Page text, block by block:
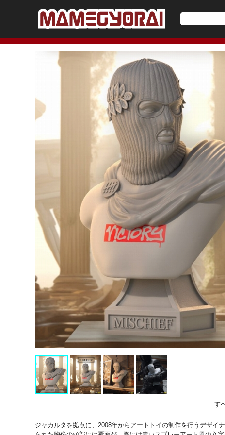
す
ジャカルタを拠点に、2008年からアートトイの制作を行うデザ